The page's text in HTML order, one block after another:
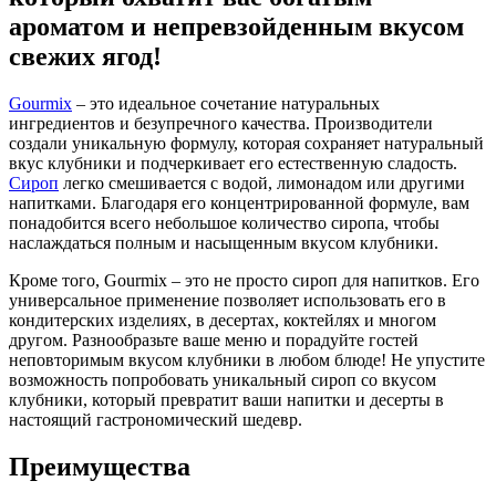
ароматом и непревзойденным вкусом
свежих ягод!
Gourmix – это идеальное сочетание натуральных
ингредиентов и безупречного качества. Производители
создали уникальную формулу, которая сохраняет натуральный
вкус клубники и подчеркивает его естественную сладость.
Сироп легко смешивается с водой, лимонадом или другими
напитками. Благодаря его концентрированной формуле, вам
понадобится всего небольшое количество сиропа, чтобы
наслаждаться полным и насыщенным вкусом клубники.
Кроме того, Gourmix – это не просто сироп для напитков. Его
универсальное применение позволяет использовать его в
кондитерских изделиях, в десертах, коктейлях и многом
другом. Разнообразьте ваше меню и порадуйте гостей
неповторимым вкусом клубники в любом блюде! Не упустите
возможность попробовать уникальный сироп со вкусом
клубники, который превратит ваши напитки и десерты в
настоящий гастрономический шедевр.
Преимущества